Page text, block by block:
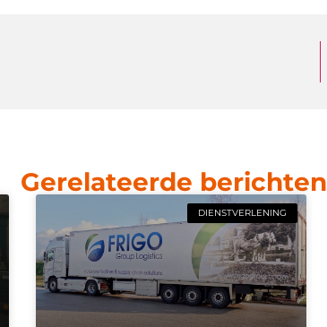
Gerelateerde berichten
DIENSTVERLENING